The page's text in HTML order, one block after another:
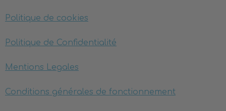
Politique de cookies
Politique de Confidentialité
Mentions Legales
Conditions générales de fonctionnement